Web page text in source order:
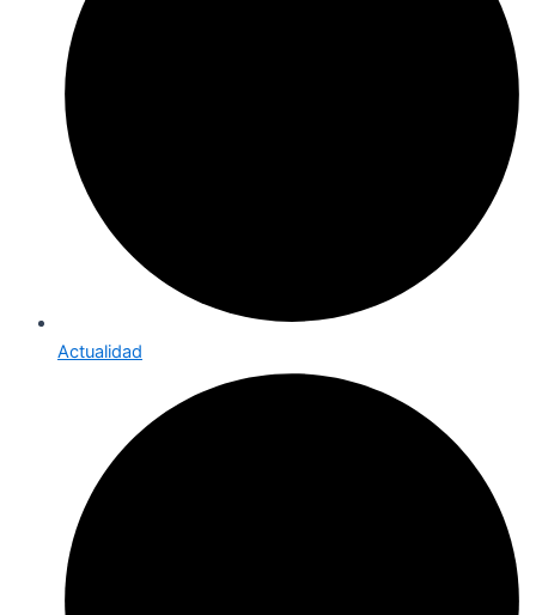
Actualidad